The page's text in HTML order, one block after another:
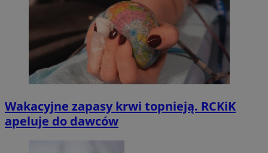
Wakacyjne zapasy krwi topnieją. RCKiK
apeluje do dawców